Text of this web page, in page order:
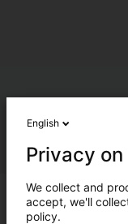
English
Privacy
We collect and
accept, we'll
policy.